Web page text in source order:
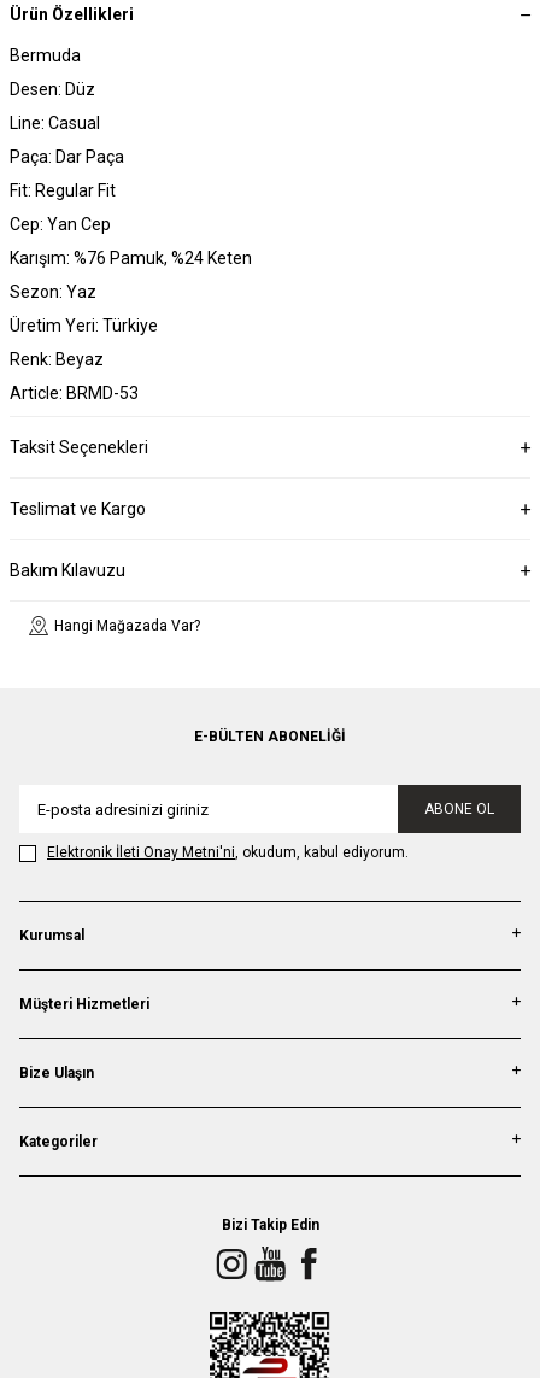
Ürün Özellikleri
Bermuda
Desen: Düz
Line: Casual
Paça: Dar Paça
Fit: Regular Fit
Cep: Yan Cep
Karışım: %76 Pamuk, %24 Keten
Sezon: Yaz
Üretim Yeri: Türkiye
Renk: Beyaz
Article: BRMD-53
Taksit Seçenekleri
Teslimat ve Kargo
Bakım Kılavuzu
Hangi Mağazada Var?
E-BÜLTEN ABONELIĞI
ABONE OL
Elektronik İleti Onay Metni'ni, okudum, kabul ediyorum.
Kurumsal
Müşteri Hizmetleri
Bize Ulaşın
Kategoriler
Bizi Takip Edin